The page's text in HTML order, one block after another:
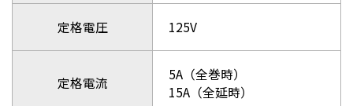
定格電圧 125V
定格電流
5A（全巻時）
15A（全延時）